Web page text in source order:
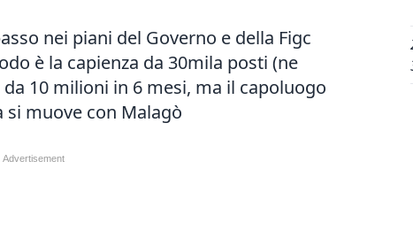
nei piani del Governo e della Figc
è la capienza da 30mila posti (ne
10 milioni in 6 mesi, ma il capoluogo
si muove con Malagò